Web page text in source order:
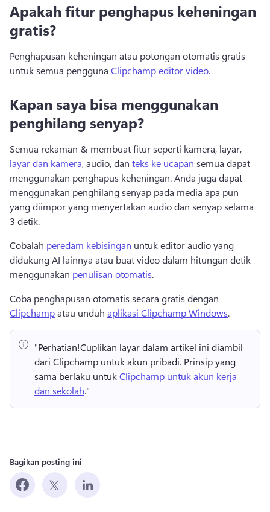
Apakah fitur penghapus keheningan
gratis?
Penghapusan keheningan atau potongan otomatis gratis
untuk semua pengguna Clipchamp editor video.
Kapan saya bisa menggunakan
penghilang senyap?
Semua rekaman & membuat fitur seperti kamera, layar,
layar dan kamera, audio, dan teks ke ucapan semua dapat
menggunakan penghapus keheningan. Anda juga dapat
menggunakan penghilang senyap pada media apa pun
yang diimpor yang menyertakan audio dan senyap selama
3 detik.
Cobalah peredam kebisingan untuk editor audio yang
didukung AI lainnya atau buat video dalam hitungan detik
menggunakan penulisan otomatis.
Coba penghapusan otomatis secara gratis dengan
Clipchamp atau unduh aplikasi Clipchamp Windows.
"Perhatian!Cuplikan layar dalam artikel ini diambil
dari Clipchamp untuk akun pribadi. Prinsip yang
sama berlaku untuk Clipchamp untuk akun kerja
dan sekolah."
Bagikan posting ini